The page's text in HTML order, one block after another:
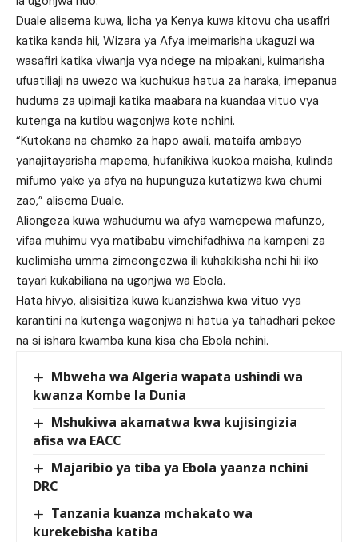
Duale alisema kuwa, licha ya Kenya kuwa kitovu cha usafiri
katika kanda hii, Wizara ya Afya imeimarisha ukaguzi wa
wasafiri katika viwanja vya ndege na mipakani, kuimarisha
ufuatiliaji na uwezo wa kuchukua hatua za haraka, imepanua
huduma za upimaji katika maabara na kuandaa vituo vya
kutenga na kutibu wagonjwa kote nchini.
“Kutokana na chamko za hapo awali, mataifa ambayo
yanajitayarisha mapema, hufanikiwa kuokoa maisha, kulinda
mifumo yake ya afya na hupunguza kutatizwa kwa chumi
zao,” alisema Duale.
Aliongeza kuwa wahudumu wa afya wamepewa mafunzo,
vifaa muhimu vya matibabu vimehifadhiwa na kampeni za
kuelimisha umma zimeongezwa ili kuhakikisha nchi hii iko
tayari kukabiliana na ugonjwa wa Ebola.
Hata hivyo, alisisitiza kuwa kuanzishwa kwa vituo vya
karantini na kutenga wagonjwa ni hatua ya tahadhari pekee
na si ishara kwamba kuna kisa cha Ebola nchini.
Mbweha wa Algeria wapata ushindi wa
kwanza Kombe la Dunia
Mshukiwa akamatwa kwa kujisingizia
afisa wa EACC
Majaribio ya tiba ya Ebola yaanza nchini
DRC
Tanzania kuanza mchakato wa
kurekebisha katiba